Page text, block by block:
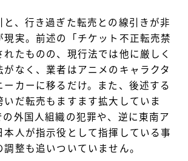
と、行き過ぎた転売との線引きが非
現実。前述の「チケット不正転売禁
れたものの、現行法では他に厳しく
がなく、業者はアニメのキャラクタ
ーカーに移るだけ。また、後述する
いだ転売もますます拡大していま
の外国人組織の犯罪や、逆に東南ア
本人が指示役として指揮している事
整も追いついていません。